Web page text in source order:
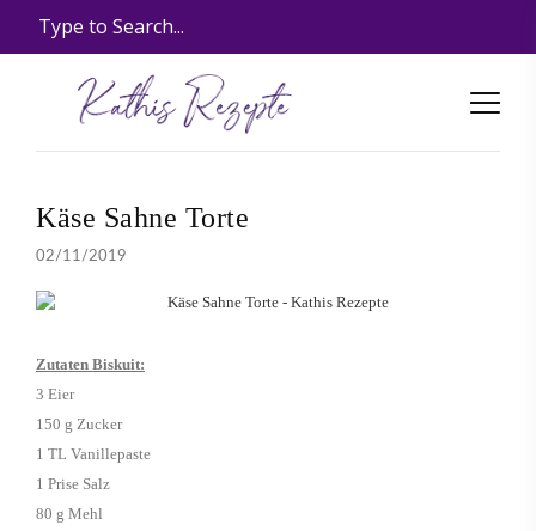
Käse Sahne Torte
02/11/2019
Zutaten Biskuit:
3 Eier
150 g Zucker
1 TL Vanillepaste
1 Prise Salz
80 g Mehl